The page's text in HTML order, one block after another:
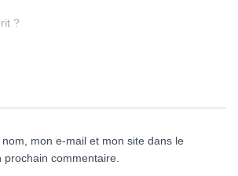
?
mon e-mail et mon site dans le
commentaire.